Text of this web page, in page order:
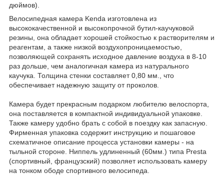
дюймов).
Велосипедная камера Kenda изготовлена из
высококачественной и высокопрочной бутил-каучуковой
резины, она обладает хорошей стойкостью к растворителям и
реагентам, а также низкой воздухопроницаемостью,
позволяющей сохранять исходное давление воздуха в 8-10
раз дольше, чем аналогичная камера из натурального
каучука. Толщина стенки составляет 0,80 мм., что
обеспечивает надежную защиту от проколов.
Камера будет прекрасным подарком любителю велоспорта,
она поставляется в компактной индивидуальной упаковке.
Также камеру удобно брать с собой в поездку как запасную.
Фирменная упаковка содержит инструкцию и пошаговое
схематичное описание процесса установки камеры - на
тыльной стороне. Ниппель удлиненный (60мм.) типа Presta
(спортивный, французский) позволяет использовать камеру
на тонком ободе спортивного велосипеда.